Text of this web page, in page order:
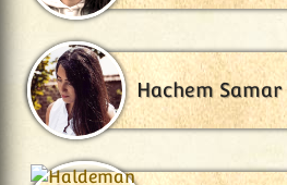
Hachem Samar